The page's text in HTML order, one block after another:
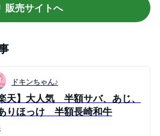
販売サイトへ
ドキンちゃん♪
楽天】大人気 半額サバ、あじ、
りほっけ 半額長崎和牛